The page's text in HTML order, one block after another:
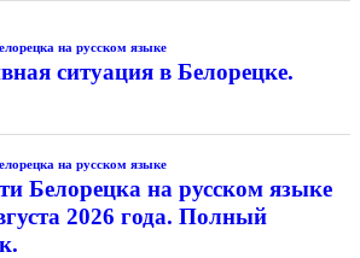
на русском языке
ситуация в Белорецке.
на русском языке
Белорецка на русском языке
2026 года. Полный